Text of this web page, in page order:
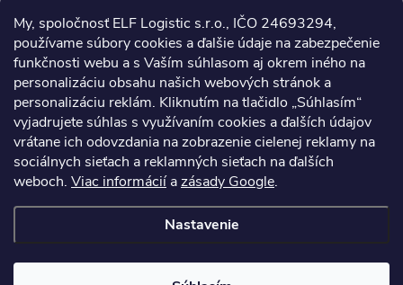
My, spoločnosť ELF Logistic s.r.o., IČO 24693294,
používame súbory cookies a ďalšie údaje na zabezpečenie
funkčnosti webu a s Vaším súhlasom aj okrem iného na
personalizáciu obsahu našich webových stránok a
personalizáciu reklám. Kliknutím na tlačidlo „Súhlasím“
vyjadrujete súhlas s využívaním cookies a ďalších údajov
vrátane ich odovzdania na zobrazenie cielenej reklamy na
sociálnych sieťach a reklamných sieťach na ďalších
weboch. Viac informáciíazásady Google.
Nastavenie
Copyright 2026INPRODUCTS.sk. Všetky práva vyhradené.